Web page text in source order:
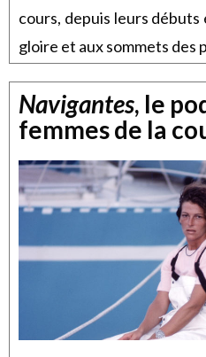
cours, depuis leurs débuts
gloire et aux sommets des
Navigantes, le
femmes de la